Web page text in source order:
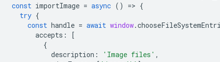
const importImage = async () => {
try {
const handle = await window.
accepts :
[
{
description : 'Image files' ,